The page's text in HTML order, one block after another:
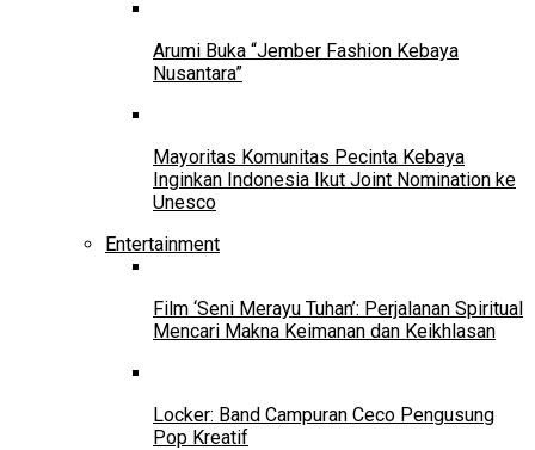
Arumi Buka “Jember Fashion Kebaya
Nusantara”
Mayoritas Komunitas Pecinta Kebaya
Inginkan Indonesia Ikut Joint Nomination ke
Unesco
Entertainment
Film ‘Seni Merayu Tuhan’: Perjalanan Spiritual
Mencari Makna Keimanan dan Keikhlasan
Locker: Band Campuran Ceco Pengusung
Pop Kreatif